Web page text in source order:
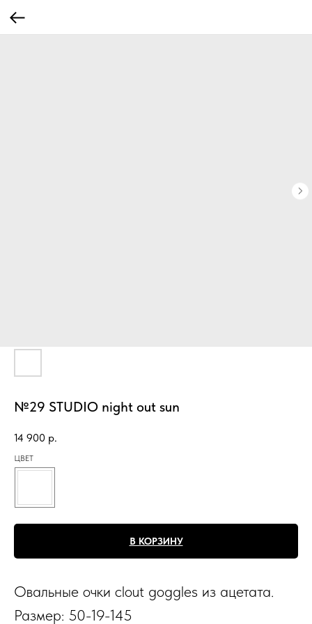
№29 STUDIO night out sun
14 900 р.
ЦВЕТ
В КОРЗИНУ
Овальные очки clout goggles из ацетата.
Размер: 50-19-145